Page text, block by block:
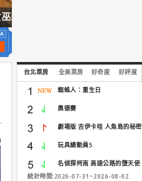
台北票房 全美票房 好奇度 好評度
蜘蛛人：重生日
奧德賽
劇場版 吉伊卡哇 人魚島的秘密
玩具總動員5
名偵探柯南 高速公路的墮天使
統計時間:2026-07-31~2026-08-02